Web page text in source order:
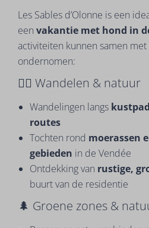
Les Sables d’Olonne is een
eenvakantie met hond in
activiteiten kunnen samen
ondernomen:
🚶‍♂️ Wandelen & natuur
Wandelingen langs
routes
Tochten rond moerassen
gebieden in de Vendée
Ontdekking van rustige,
buurt van de residentie
🌲 Groene zones &